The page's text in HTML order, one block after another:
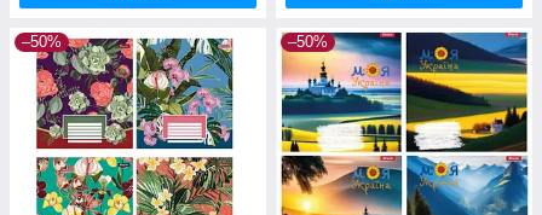
–50% –50%